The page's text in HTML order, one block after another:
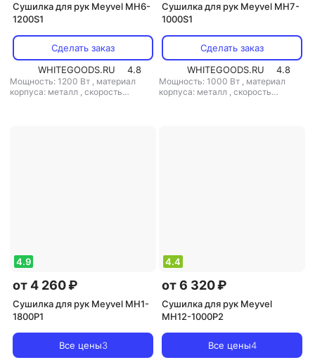
Сушилка для рук Meyvel MH6-
1200S1
Сделать заказ
WHITEGOODS.RU
4.8
Мощность: 1200 Вт , материал
корпуса: металл , скорость
Сушилка для рук Meyvel MH7-
1000S1
Сделать заказ
WHITEGOODS.RU
4.8
Мощность: 1000 Вт , материал
корпуса: металл , скорость
4.9
от 4 260 ₽
Сушилка для рук Meyvel MH1-
1800P1
Все цены3
4.4
от 6 320 ₽
Сушилка для рук Meyvel
MH12-1000P2
Все цены4